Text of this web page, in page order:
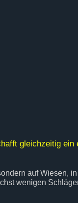
gleichzeitig
auf Wiesen,
wenigen